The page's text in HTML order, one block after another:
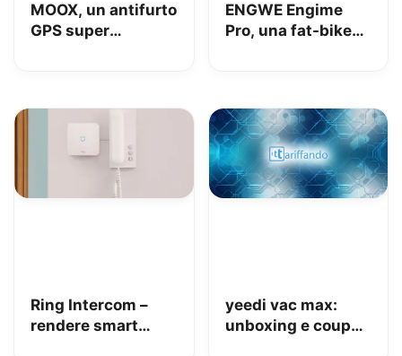
MOOX, un antifurto
GPS super
solo: la nostra
ENGWE Engime
Pro, una fat-bike
Ring Intercom –
rendere smart
yeedi vac max:
unboxing e coupon